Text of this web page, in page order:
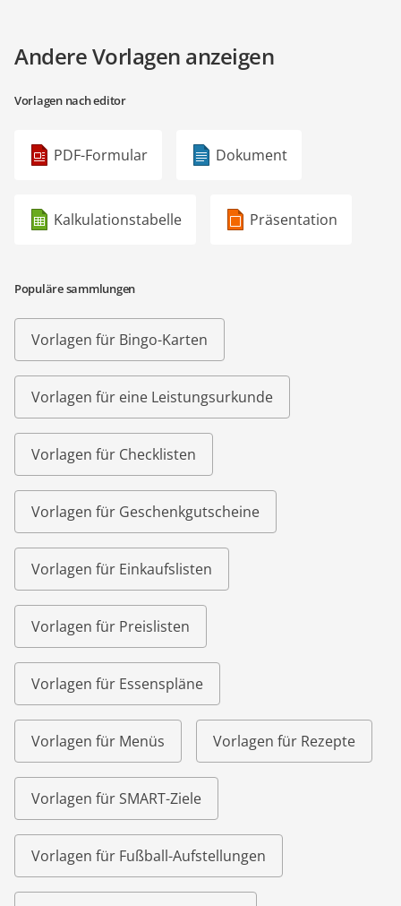
Andere Vorlagen anzeigen
Vorlagen nach editor
PDF-Formular Dokument
Kalkulationstabelle Präsentation
Populäre sammlungen
Vorlagen für Bingo-Karten
Vorlagen für eine Leistungsurkunde
Vorlagen für Checklisten
Vorlagen für Geschenkgutscheine
Vorlagen für Einkaufslisten
Vorlagen für Preislisten
Vorlagen für Essenspläne
Vorlagen für Menüs Vorlagen für Rezepte
Vorlagen für SMART-Ziele
Vorlagen für Fußball-Aufstellungen